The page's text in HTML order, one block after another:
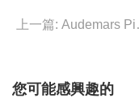
上一
您可能感興趣的